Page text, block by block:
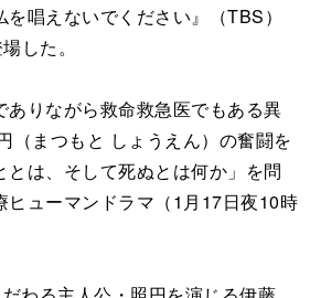
唱えないでください』（TBS）
した。
りながら救命救急医でもある異
（まつもと しょうえん）の奮闘を
は、そして死ぬとは何か」を問
ヒューマンドラマ（1月17日夜10時